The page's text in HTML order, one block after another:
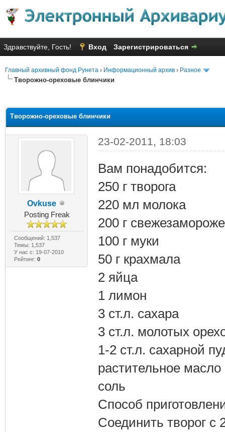
Здравствуйте, Гость! Вход Зарегистрироваться
Главный архивный фонд Рунета › Информационный архив › Разное
Творожно-ореховые блинчики
Творожно-ореховые блинчики
Ovkuse
Posting Freak
Сообщений: 1,537
Темы: 1,537
У нас с: 19-07-2010
Рейтинг: 0
23-02-2011, 18:03
Вам понадобится:
250 г творога
220 мл молока
200 г
100 г муки
50 г крахмала
2 яйца
1 лимон
3 ст.л. сахара
3 ст.л. молотых
1-2 ст.л. сахарной
растительное масло
соль
Способ
Соединить творог с